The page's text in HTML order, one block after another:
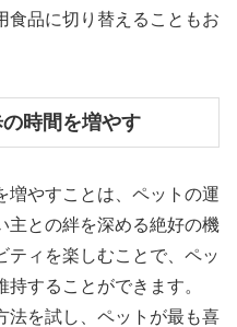
食品に切り替えることもお
時間を増やす
増やすことは、ペットの運
主との絆を深める絶好の機
ティを楽しむことで、ペッ
持することができます。
法を試し、ペットが最も喜